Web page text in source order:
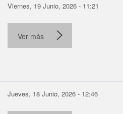
Viernes, 19 Junio, 2026 - 11:21
Ver más
Jueves, 18 Junio, 2026 - 12:46